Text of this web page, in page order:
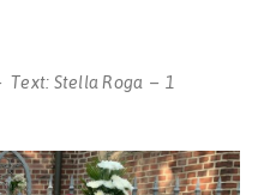
Text: Stella Roga
1